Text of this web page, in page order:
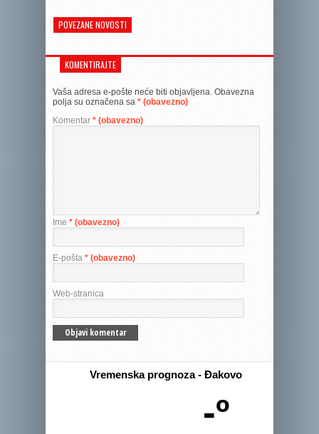
POVEZANE NOVOSTI
KOMENTIRAJTE
Vaša adresa e-pošte neće biti objavljena. Obavezna
polja su označena sa * (obavezno)
Komentar * (obavezno)
Ime * (obavezno)
E-pošta * (obavezno)
Web-stranica
Vremenska prognoza - Đakovo
-º